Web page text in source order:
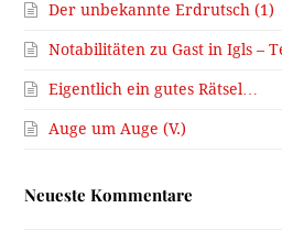
Der unbekannte Erdrutsch (1)
Notabilitäten zu Gast in Igls –
Eigentlich ein gutes Rätsel…
Auge um Auge (V.)
Neueste Kommentare